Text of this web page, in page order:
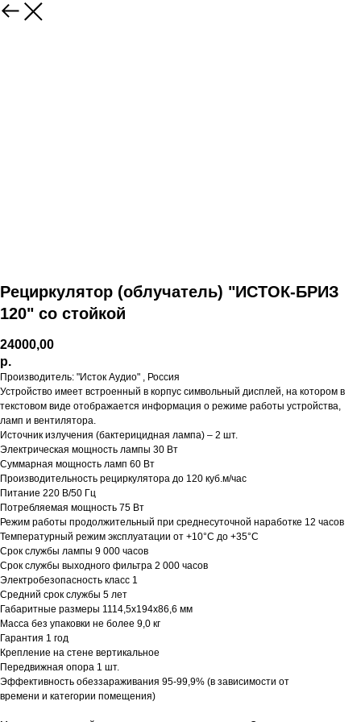
Рециркулятор (облучатель) "ИСТОК-БРИЗ
120" со стойкой
24000,00
р.
Производитель: "Исток Аудио" , Россия
Устройство имеет встроенный в корпус символьный дисплей, на котором в
текстовом виде отображается информация о режиме работы устройства,
ламп и вентилятора.
Источник излучения (бактерицидная лампа) – 2 шт.
Электрическая мощность лампы 30 Вт
Суммарная мощность ламп 60 Вт
Производительность рециркулятора до 120 куб.м/час
Питание 220 В/50 Гц
Потребляемая мощность 75 Вт
Режим работы продолжительный при среднесуточной наработке 12 часов
Температурный режим эксплуатации от +10°С до +35°С
Срок службы лампы 9 000 часов
Срок службы выходного фильтра 2 000 часов
Электробезопасность класс 1
Средний срок службы 5 лет
Габаритные размеры 1114,5х194х86,6 мм
Масса без упаковки не более 9,0 кг
Гарантия 1 год
Крепление на стене вертикальное
Передвижная опора 1 шт.
Эффективность обеззараживания 95-99,9% (в зависимости от
времени и категории помещения)